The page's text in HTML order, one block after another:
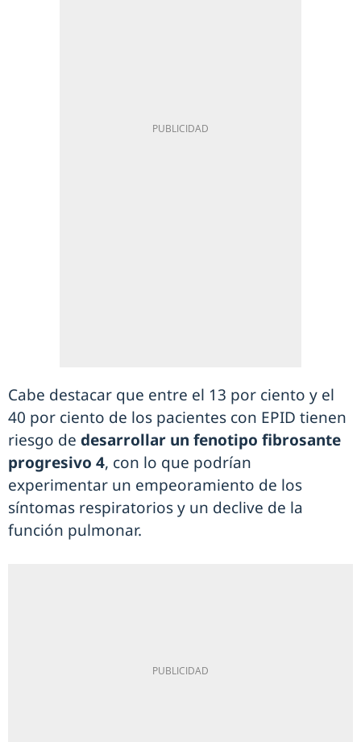
Cabe destacar que entre el 13 por ciento y el
40 por ciento de los pacientes con EPID tienen
riesgo de desarrollar un fenotipo fibrosante
progresivo 4, con lo que podrían
experimentar un empeoramiento de los
síntomas respiratorios y un declive de la
función pulmonar.